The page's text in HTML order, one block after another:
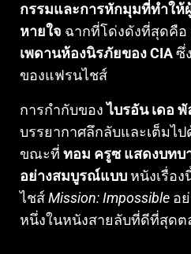
กรรมและการหักมุมที่ทำใ
หายใจ ฉากที่โด่งดังที่สุดคือ
เพดานห้องนิรภัยของ CIAซึ่
ของแฟรนไชส์
การกำกับของไบรอัน เดอ
บรรยากาศลึกลับและเต็มไ
ขณะที่ ทอม ครูซ แสดงบทบ
อย่างสมบูรณ์แบบ หนังเรื่อ
ไชส์Mission: Impossible อ
หนึ่งในหนังสายลับที่ดีที่สุดต